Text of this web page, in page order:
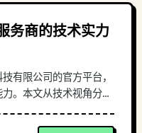
务商的技术实力
有限公司的官方平台，
。本文从技术视角分析
、用户体验设计、服务能